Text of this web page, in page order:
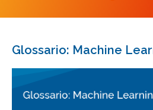
Glossario: Machine